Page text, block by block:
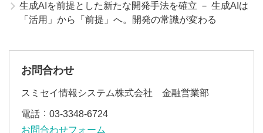
生成AIを前提とした新たな開発手法を確立 － 生成AIは
「活用」から「前提」へ。開発の常識が変わる
お問合わせ
スミセイ情報システム株式会社 金融営業部
電話
03‐3348‐6724
お問合わせフォーム